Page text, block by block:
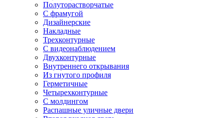
Полуторастворчатые
С фрамугой
Дизайнерские
Накладные
Трехконтурные
С видеонаблюдением
Двухконтурные
Внутреннего открывания
Из гнутого профиля
Герметичные
Четырехконтурные
С молдингом
Распашные уличные двери